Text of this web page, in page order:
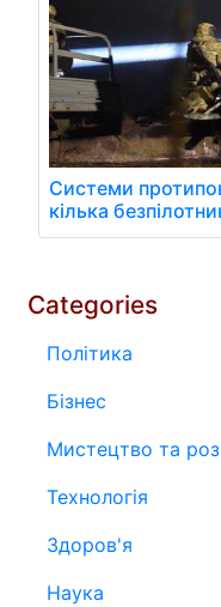
Системи
кілька
Categories
Політика
Бізнес
Мистецтво та
Технологія
Здоров'я
Наука